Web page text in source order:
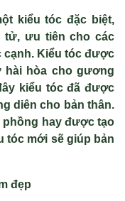
kiểu tóc đặc biệt,
tử, ưu tiên cho các
Kiểu tóc được
hài hòa cho gương
kiểu tóc đã được
diên cho bản thân.
phồng hay được tạo
tóc mới sẽ giúp bản
đẹp